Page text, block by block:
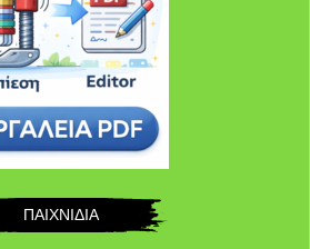
ΠΑΙΧΝΙΔΙΑ